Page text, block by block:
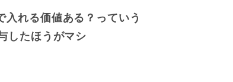
入れる価値ある？っていう
したほうがマシ